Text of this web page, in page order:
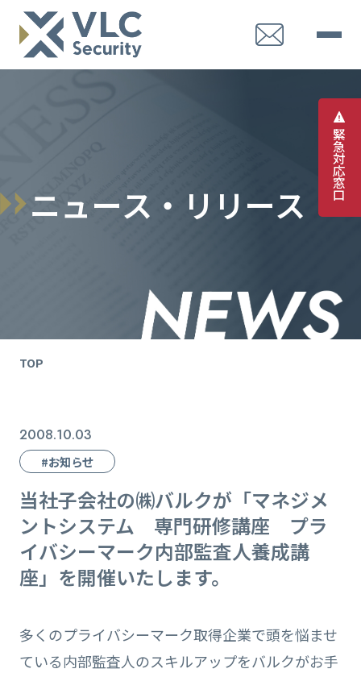
緊
急
対
応
窓
口
ニュース ・ リ リ ース
TOP
2008.10.03
#お知らせ
当社子会社の㈱バルクが「マネジメ
ントシステム 専門研修講座 プラ
イバシーマーク内部監査人養成講
座」を開催いたします。
多くのプライバシーマーク取得企業で頭を悩ませ
ている内部監査人のスキルアップをバルクがお手